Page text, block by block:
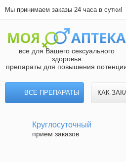
Мы принимаем заказы 24 часа в сутки!
все для Вашего сексуального
здоровья
препараты для повышения
ВСЕ ПРЕПАРАТЫ КАК
Круглосуточный
прием заказов